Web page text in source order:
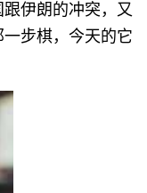
伊朗的冲突，又
步棋，今天的它